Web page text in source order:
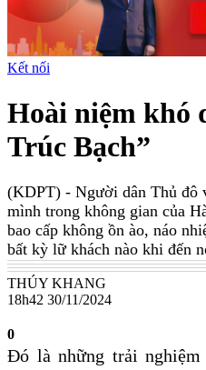
Kết nối
Hoài niệm khó
Trúc Bạch”
(KDPT) - Người dân Thủ đô
mình trong không gian của
bao cấp không ồn ào, náo
bất kỳ lữ khách nào khi đến
THÚY KHANG
18h42 30/11/2024
0
Đó là những trải